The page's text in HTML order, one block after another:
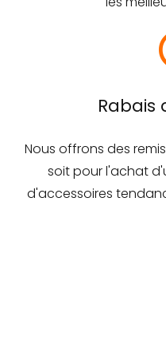
Rabais
Nous offrons des
soit pour l'achat
d'accessoires